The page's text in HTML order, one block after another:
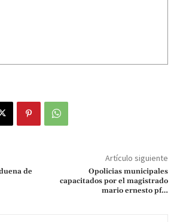
de
Artículo siguiente
Opolicias municipales
capacitados por el magistrado
mario ernesto pf…